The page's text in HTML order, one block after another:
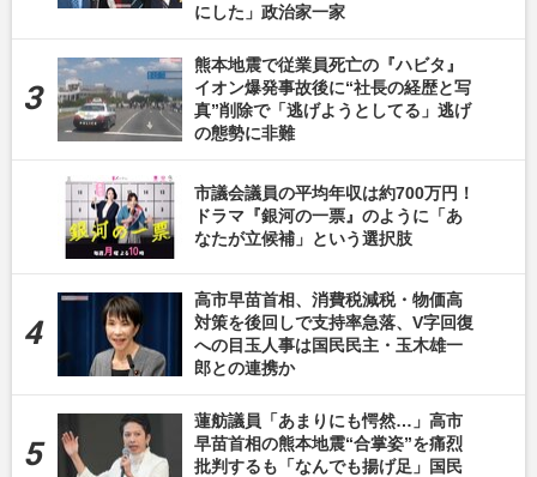
にした」政治家一家
熊本地震で従業員死亡の『ハビタ』
イオン爆発事故後に“社長の経歴と写
真”削除で「逃げようとしてる」逃げ
の態勢に非難
市議会議員の平均年収は約700万円！
ドラマ『銀河の一票』のように「あ
なたが立候補」という選択肢
高市早苗首相、消費税減税・物価高
対策を後回しで支持率急落、V字回復
への目玉人事は国民民主・玉木雄一
郎との連携か
蓮舫議員「あまりにも愕然…」高市
早苗首相の熊本地震“合掌姿”を痛烈
批判するも「なんでも揚げ足」国民